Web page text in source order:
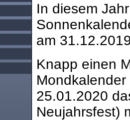
In diesem
am
Knapp einen
25.01.2020
Neujahrsfest)